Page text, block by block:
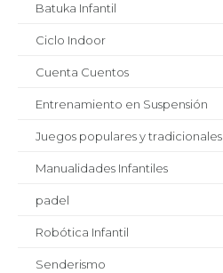
Batuka Infantil
Ciclo Indoor
Cuenta Cuentos
Entrenamiento en Suspensión
Juegos populares y tradicionales
Manualidades Infantiles
padel
Robótica Infantil
Senderismo